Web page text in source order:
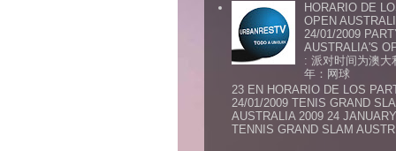
HORARIO DE
OPEN
24/01/2009
AUSTRALIA'S
: 派对时间为澳大
年：网球
23 EN HORARIO DE LOS
24/01/2009 TENIS GRAND
AUSTRALIA 2009 24
TENNIS GRAND SLAM